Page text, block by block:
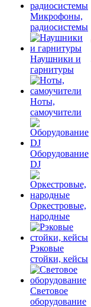
Микрофоны,
радиосистемы
Наушники и
гарнитуры
Ноты,
самоучители
Оборудование
DJ
Оркестровые,
народные
Рэковые
стойки, кейсы
Световое
оборудование